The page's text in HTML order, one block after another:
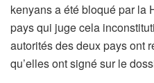
kenyans a été bloqué par la
pays qui juge cela
autorités des deux pays ont
qu’elles ont signé sur le